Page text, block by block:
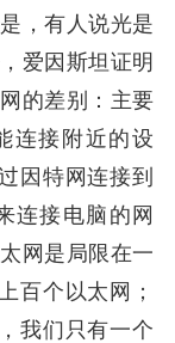
，有人说光是
爱因斯坦证明
的差别：主要
连接附近的设
因特网连接到
连接电脑的网
网是局限在一
百个以太网；
我们只有一个